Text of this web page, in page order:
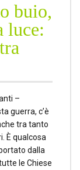
buio,
luce:
–
guerra, c’è
tra tanto
È qualcosa
dalla
le Chiese